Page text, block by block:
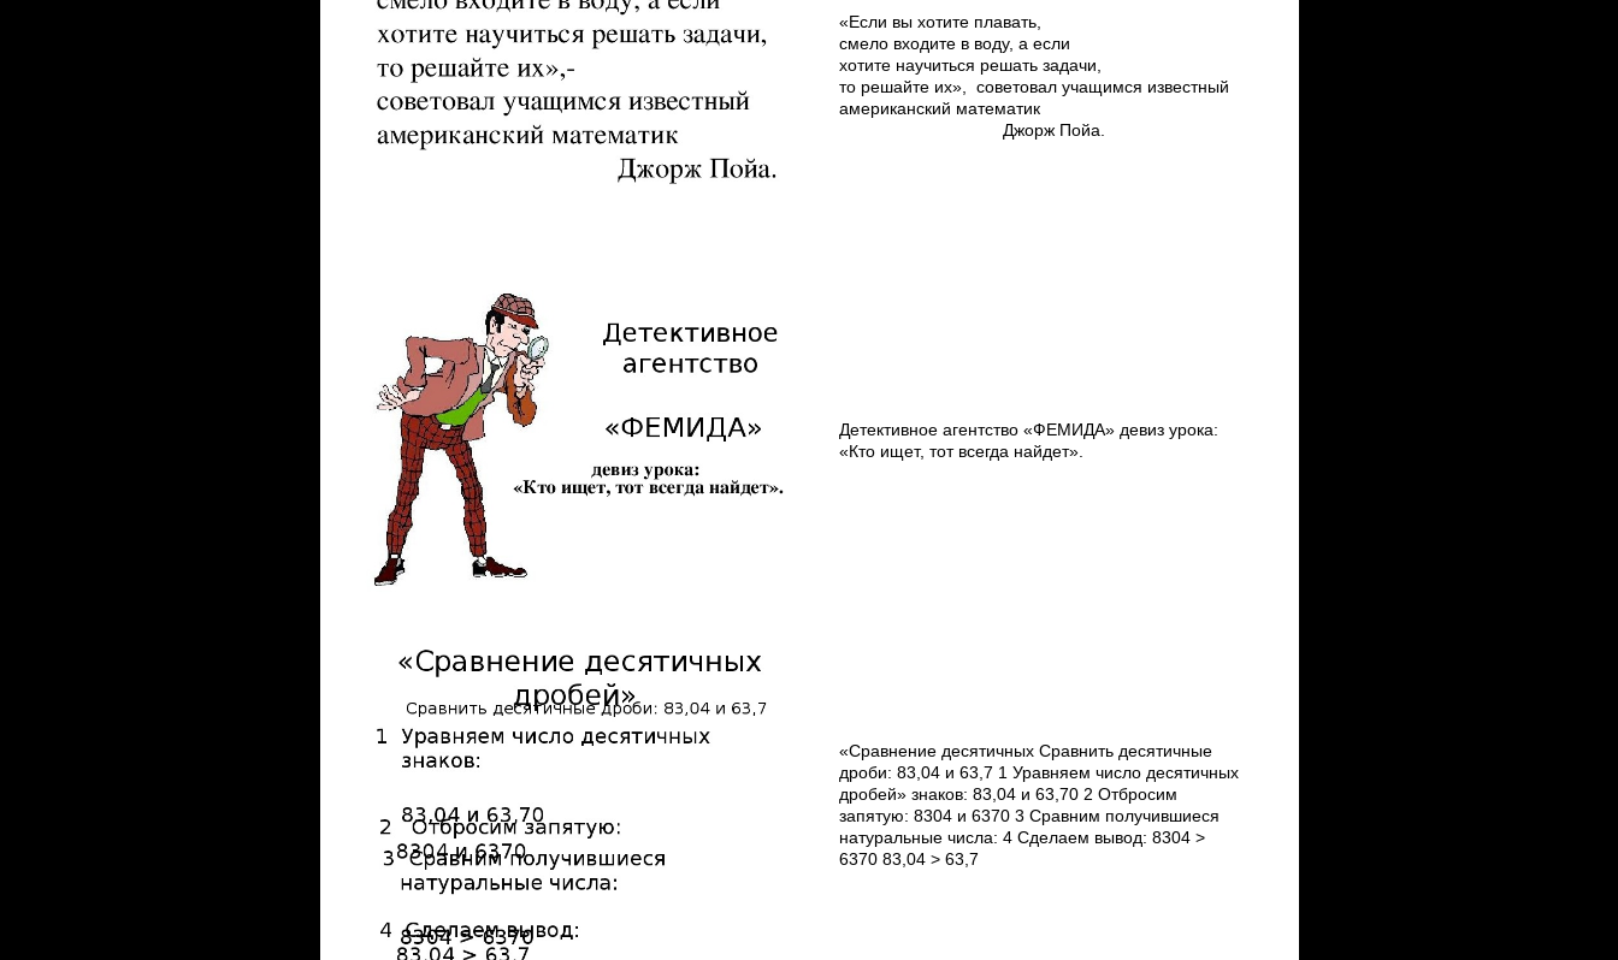
«Если вы хотите плавать,
смело входите в воду, а если
хотите научиться решать задачи,
то решайте их»,­ советовал учащимся известный
американский математик
Джорж Пойа.
Детективное агентство «ФЕМИДА» девиз урока:
«Кто ищет, тот всегда найдет».
«Сравнение десятичных Сравнить десятичные
дроби: 83,04 и 63,7 1 Уравняем число десятичных
дробей» знаков: 83,04 и 63,70 2 Отбросим
запятую: 8304 и 6370 3 Сравним получившиеся
натуральные числа: 4 Сделаем вывод: 8304 >
6370 83,04 > 63,7